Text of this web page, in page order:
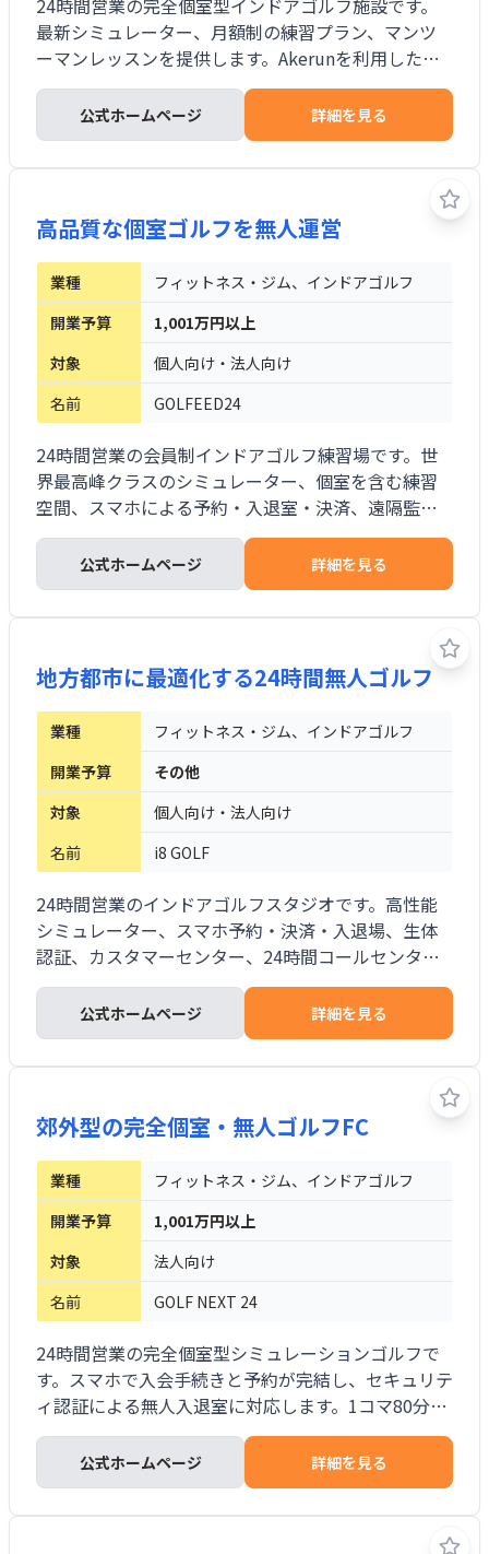
24時間営業の完全個室型インドアゴルフ施設です。
最新シミュレーター、月額制の練習プラン、マンツ
ーマンレッスンを提供します。Akerunを利用したス
マホ入退室と24時間監視カメラを備え、無人運営に
対応します。1ブースの小型店から5ブース以上の大
型店、ジム併設型まで地域と投資計画に応じて設計
できます。店舗設営から運営まで本部へ委託でき、売
きます。
公式ホームページ 詳細を見る
高品質な個室ゴルフを無人運営
業種
フィットネス・ジム、インドアゴルフ
開業予算
1,001万円以上
対象
個人向け・法人向け
名前
GOLFEED24
24時間営業の会員制インドアゴルフ練習場です。世
界最高峰クラスのシミュレーター、個室を含む練習
空間、スマホによる予約・入退室・決済、遠隔監視
を組み合わせます。予約、請求、会員管理を仕組み化
し、少人数で運営できます。FC開始から3年で20店舗
を展開しており、1打席から5打席以上まで物件や投
資規模に応じて設計します。 資機材トラブルの24時
公式ホームページ 詳細を見る
地方都市に最適化する24時間無人ゴルフ
業種
フィットネス・ジム、インドアゴルフ
開業予算
その他
対象
個人向け・法人向け
名前
i8 GOLF
24時間営業のインドアゴルフスタジオです。高性能
シミュレーター、スマホ予約・決済・入退場、生体
認証、カスタマーセンター、24時間コールセンター
を組み合わせます。価格、メニュー、打席数、レッス
ン比率を地域ごとに設計し、地方都市を中心に出店
します。2020年の参入後、5県7店舗を運営し、月額
会費は店舗により9,900円からです。
公式ホームページ 詳細を見る
郊外型の完全個室・無人ゴルフFC
業種
フィットネス・ジム、インドアゴルフ
開業予算
1,001万円以上
対象
法人向け
名前
GOLF NEXT 24
24時間営業の完全個室型シミュレーションゴルフで
す。スマホで入会手続きと予約が完結し、セキュリテ
ィ認証による無人入退室に対応します。1コマ80分、
同伴者無料、駐車場、全店舗利用、若手女子プロを
中心とするレッスンを提供します。郊外の遊休地や空
きスペースを活用し、4部屋で個室部分約35坪、共用
部を含め約60坪を目安に設計します。本部は全国19
公式ホームページ 詳細を見る